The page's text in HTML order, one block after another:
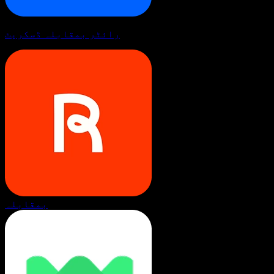
رائٹر بمقابلہ ڈسکرپٹ
بمقابلہ